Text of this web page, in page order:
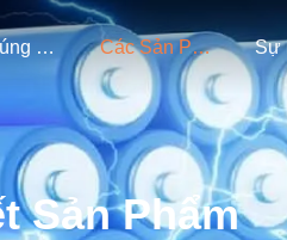
Về Chúng Tôi Các Sản Phẩm Sự
Sản Phẩm